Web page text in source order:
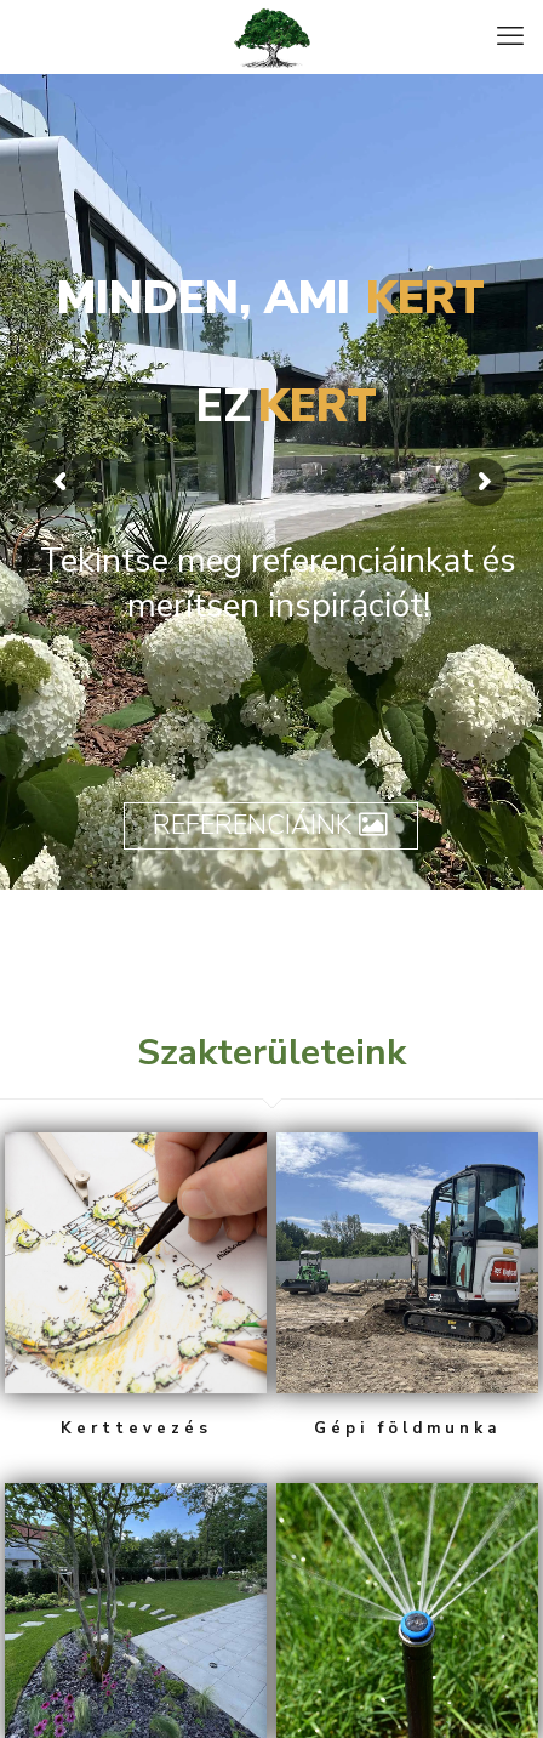
KERT
EZ
MINDEN, AMI
Tekintse meg referenciáinkat és
merítsen inspirációt!
KERT
REFERENCIÁINK
Szakterületeink
Kerttevezés Gépi földmunka